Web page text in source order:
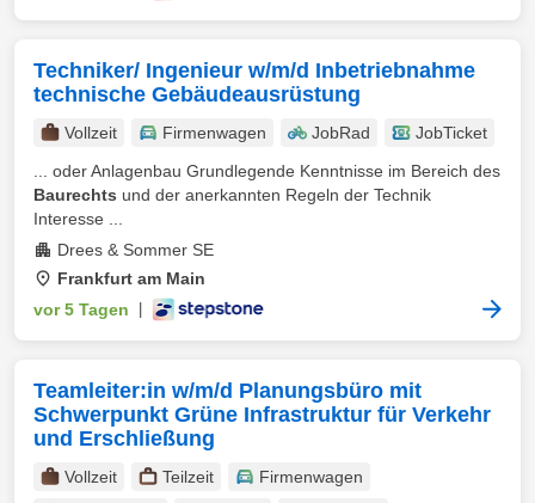
Techniker/ Ingenieur w/m/d Inbetriebnahme
technische Gebäudeausrüstung
Vollzeit Firmenwagen JobRad
JobTicket
... oder Anlagenbau Grundlegende Kenntnisse im Bereich des
Baurechts und der anerkannten Regeln der Technik
Interesse ...
Drees & Sommer SE
Frankfurt am Main
vor 5 Tagen
Teamleiter:in w/m/d Planungsbüro mit
Schwerpunkt Grüne Infrastruktur für Verkehr
und Erschließung
Vollzeit Teilzeit
Firmenwagen